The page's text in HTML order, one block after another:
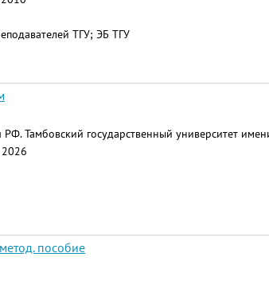
ТГУ; ЭБ ТГУ
Тамбовский государственный университет
пособие